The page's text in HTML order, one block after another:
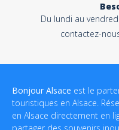
Du lundi au
contactez-
Bonjour Alsace est le
touristiques en Alsace.
en Alsace directement en